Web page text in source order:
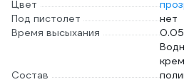
Цвет
Под пистолет
нет
Время высыхания
Состав